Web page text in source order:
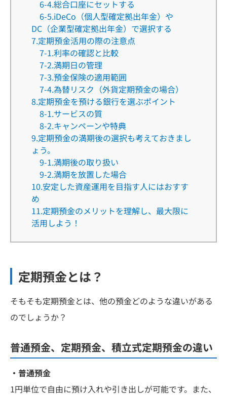
6-4.総合口座にセットする
6-5.iDeCo（個人型確定拠出年金）や
DC（企業型確定拠出年金）で選択する
7.定期預金活用の際の注意点
7-1.利率の確認と比較
7-2.満期日の管理
7-3.預金保険の適用範囲
7-4.為替リスク（外貨定期預金の場合）
8.定期預金を預ける銀行を選ぶポイント
8-1.サービスの質
8-2.キャンペーンや特典
9.定期預金の満期後の選択も考えておきまし
ょう。
9-1.満期後の取り扱い
9-2.満期を放置した場合
10.安定した資産運用を目指す人にはおすす
め
11.定期預金のメリットを理解し、最大限に
活用しよう！
定期預金とは？
そもそも定期預金とは、他の預金どのような違いがある
のでしょうか？
普通預金、定期預金、積立式定期預金の違い
・普通預金
1円単位で自由に預け入れや引き出しが可能です。また、